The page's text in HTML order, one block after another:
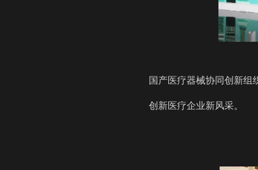
国产医疗器械协同创新组
创新医疗企业新风采。